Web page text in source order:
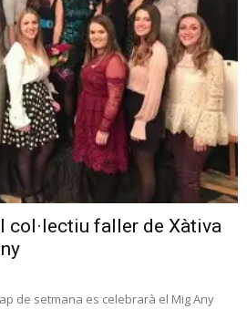
col·lectiu faller de Xàtiva
de setmana es celebrarà el Mig Any